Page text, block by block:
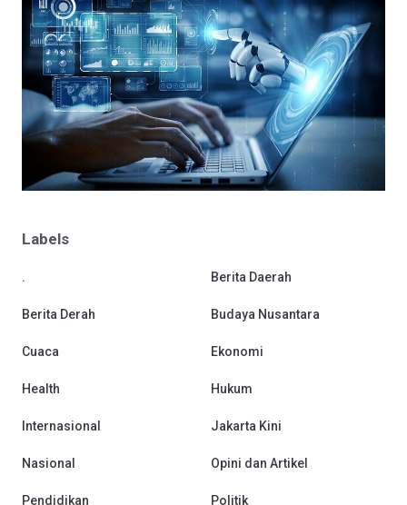
Labels
. Berita Daerah
Berita Derah Budaya Nusantara
Cuaca Ekonomi
Health Hukum
Internasional Jakarta Kini
Nasional Opini dan Artikel
Pendidikan Politik